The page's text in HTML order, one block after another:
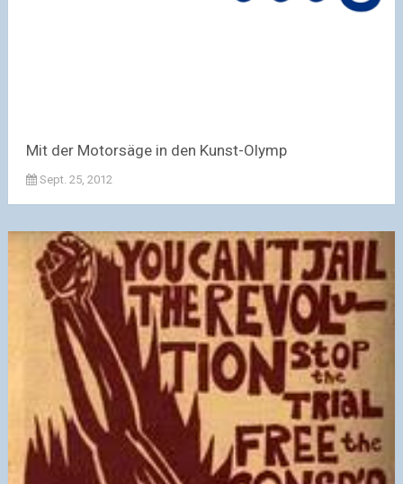
Mit der Motorsäge in den Kunst-Olymp
Sept. 25, 2012